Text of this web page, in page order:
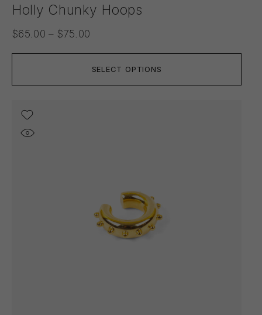
SELECT OPTIONS
Holly Chunky Hoops
$65.00 – $75.00